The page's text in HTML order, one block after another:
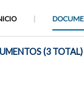
(3 TOTAL)